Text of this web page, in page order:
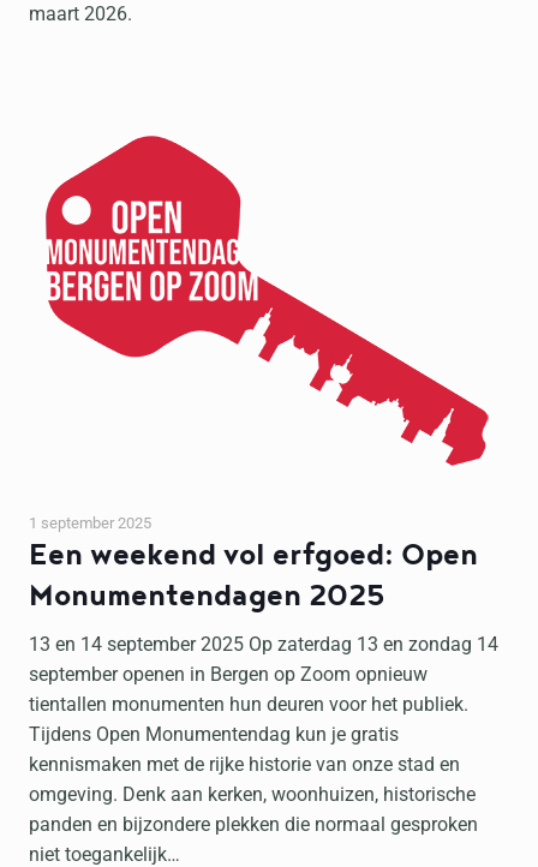
maart 2026.
Een weekend vol erfgoed: Open
Monumentendagen 2025
1 september 2025
13 en 14 september 2025 Op zaterdag 13 en zondag 14
september openen in Bergen op Zoom opnieuw
tientallen monumenten hun deuren voor het publiek.
Tijdens Open Monumentendag kun je gratis
kennismaken met de rijke historie van onze stad en
omgeving. Denk aan kerken, woonhuizen, historische
panden en bijzondere plekken die normaal gesproken
niet toegankelijk…